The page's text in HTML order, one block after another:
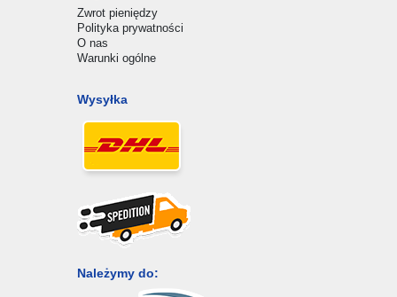
Zwrot pieniędzy
Polityka prywatności
O nas
Warunki ogólne
Wysyłka
Należymy do: